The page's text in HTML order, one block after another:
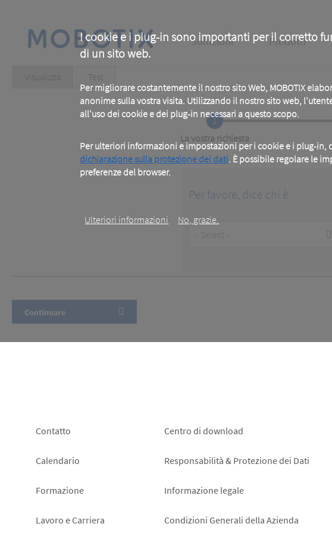
I cookie e i plug-in sono importanti per il corretto
di un sito web.
Per migliorare costantemente il nostro sito Web, MOBOTIX
anonime sulla vostra visita. Utilizzando il nostro sito web,
all'uso dei cookie e dei plug-in necessari a questo scopo.
Per ulteriori informazioni e impostazioni per i cookie e i plug-in,
dichiarazione sulla protezione dei dati. È possibile regolare le
preferenze del browser.
Ulteriori informazioni No, grazie.
content
Main
Soluzioni Prodotti
Primary
Visualizza Test
1
Current
La vostra richiesta
Per favore, dice chi è
Customer
Type
Footer
left
Contatto
Calendario
Formazione
Lavoro e Carriera
Footer
right
Centro di download
Responsabilità & Protezione dei Dati
Informazione legale
Condizioni Generali della Azienda